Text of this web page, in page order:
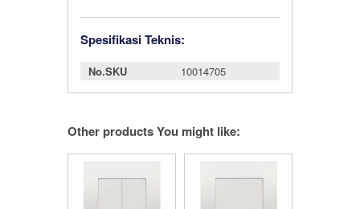
Spesifikasi Teknis:
No.SKU 10014705
Other products You might like: